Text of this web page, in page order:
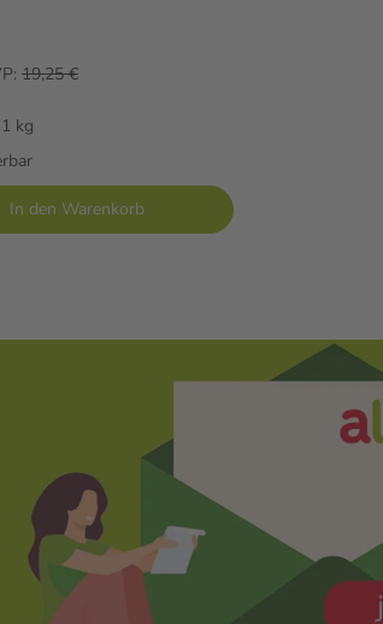
19,25 €
kg
In den Warenkorb